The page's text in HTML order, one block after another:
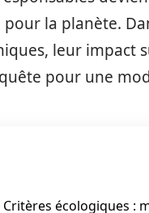
la planète.
leur impact
pour une
Critères écologiques :